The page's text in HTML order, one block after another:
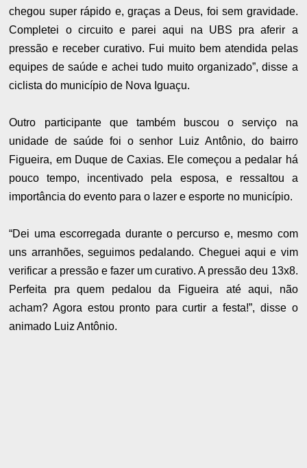
chegou super rápido e, graças a Deus, foi sem gravidade.
Completei o circuito e parei aqui na UBS pra aferir a
pressão e receber curativo. Fui muito bem atendida pelas
equipes de saúde e achei tudo muito organizado”, disse a
ciclista do município de Nova Iguaçu.
Outro participante que também buscou o serviço na
unidade de saúde foi o senhor Luiz Antônio, do bairro
Figueira, em Duque de Caxias. Ele começou a pedalar há
pouco tempo, incentivado pela esposa, e ressaltou a
importância do evento para o lazer e esporte no município.
“Dei uma escorregada durante o percurso e, mesmo com
uns arranhões, seguimos pedalando. Cheguei aqui e vim
verificar a pressão e fazer um curativo. A pressão deu 13x8.
Perfeita pra quem pedalou da Figueira até aqui, não
acham? Agora estou pronto para curtir a festa!”, disse o
animado Luiz Antônio.